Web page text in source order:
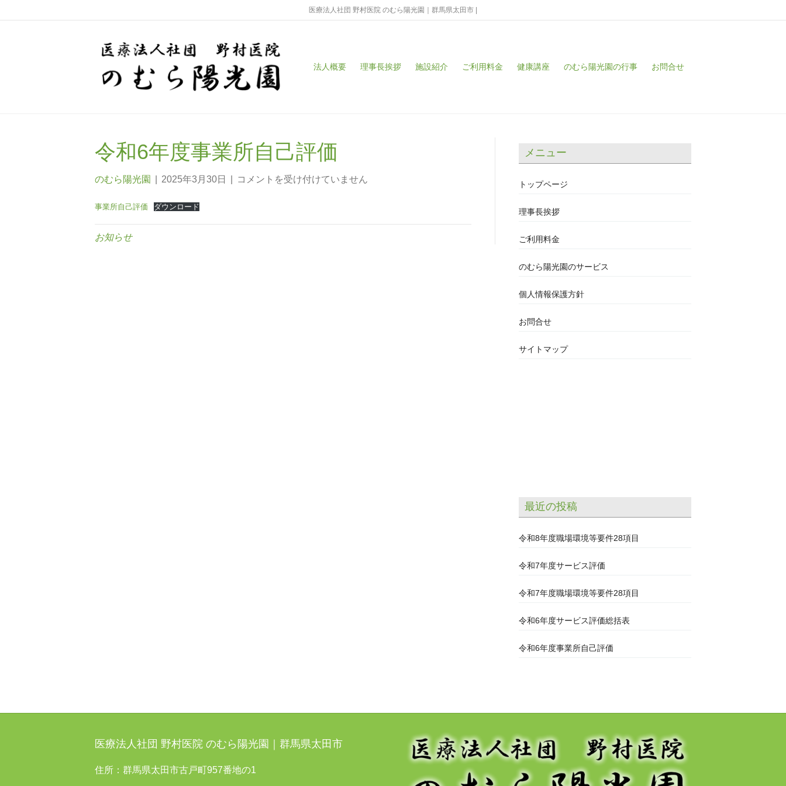
医療法人社団 野村医院 のむら陽光園｜群馬県太田市 |
法人概要 理事長挨拶 施設紹介 ご利用料金 健康講座 のむら陽光園の行事 お問合せ
令和6年度事業所自己評価
のむら陽光園 2025年3月30日 コメントを受け付けていません
事業所自己評価 ダウンロード
お知らせ
メニュー
トップページ
理事長挨拶
ご利用料金
のむら陽光園のサービス
個人情報保護方針
お問合せ
サイトマップ
最近の投稿
令和8年度職場環境等要件28項目
令和7年度サービス評価
令和7年度職場環境等要件28項目
令和6年度サービス評価総括表
令和6年度事業所自己評価
医療法人社団 野村医院 のむら陽光園｜群馬県太田市
住所：群馬県太田市古戸町957番地の1